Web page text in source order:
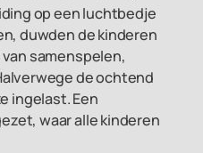
op een luchtbedje
duwden de kinderen
samenspelen,
de ochtend
ingelast. Een
waar alle kinderen